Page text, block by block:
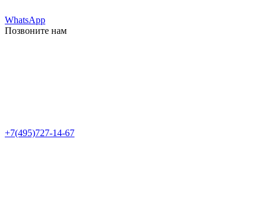
WhatsApp
Позвоните нам
+7(495)727-14-67